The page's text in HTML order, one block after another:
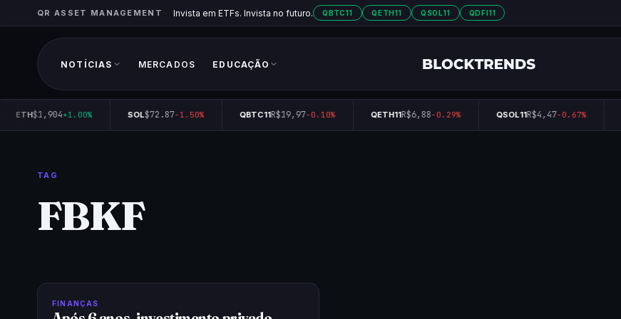
QR ASSET MANAGEMENT Invista em ETFs. Invista no futuro. QBTC11 QETH11 QSOL11 QDFI11
NOTÍCIAS MERCADOS EDUCAÇÃO
ETH$1,904+1.00% SOL$72.87-1.50% QBTC11R$19,97-0.10% QETH11R$6,88-0.29% QSOL11R$4,47-0.67%
TAG
FBKF
FINANÇAS